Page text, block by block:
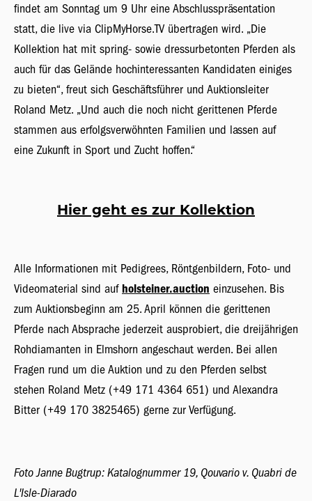
findet am Sonntag um 9 Uhr eine Abschlusspräsentation
statt, die live via ClipMyHorse.TV übertragen wird. „Die
Kollektion hat mit spring- sowie dressurbetonten Pferden als
auch für das Gelände hochinteressanten Kandidaten einiges
zu bieten“, freut sich Geschäftsführer und Auktionsleiter
Roland Metz. „Und auch die noch nicht gerittenen Pferde
stammen aus erfolgsverwöhnten Familien und lassen auf
eine Zukunft in Sport und Zucht hoffen.“
Hier geht es zur Kollektion
Alle Informationen mit Pedigrees, Röntgenbildern, Foto- und
Videomaterial sind auf holsteiner.auction einzusehen. Bis
zum Auktionsbeginn am 25. April können die gerittenen
Pferde nach Absprache jederzeit ausprobiert, die dreijährigen
Rohdiamanten in Elmshorn angeschaut werden. Bei allen
Fragen rund um die Auktion und zu den Pferden selbst
stehen Roland Metz (+49 171 4364 651) und Alexandra
Bitter (+49 170 3825465) gerne zur Verfügung.
Foto Janne Bugtrup: Katalognummer 19, Qouvario v. Quabri de
L'Isle-Diarado